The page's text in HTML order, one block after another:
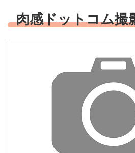
肉感ドットコム撮